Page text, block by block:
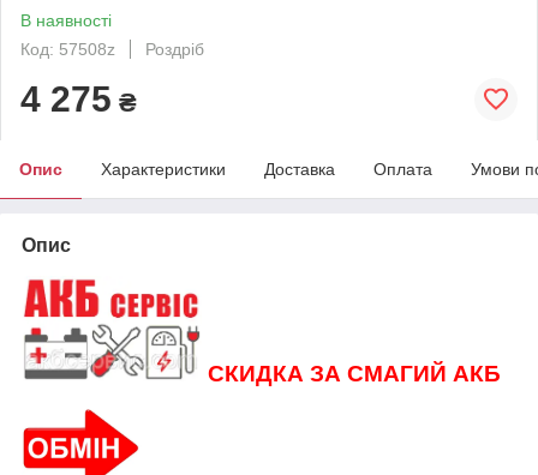
В наявності
Код: 57508z
Роздріб
4 275 ₴
Опис Характеристики Доставка Оплата Умови
Опис
СКИДКА ЗА СМАГИЙ АКБ